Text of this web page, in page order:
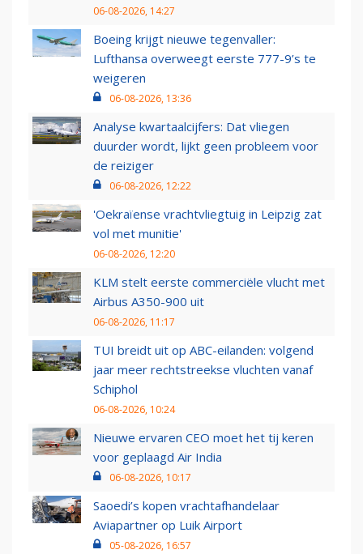
06-08-2026, 14:27
Boeing krijgt nieuwe tegenvaller:
Lufthansa overweegt eerste 777-9’s te
weigeren
06-08-2026, 13:36
Analyse kwartaalcijfers: Dat vliegen
duurder wordt, lijkt geen probleem voor
de reiziger
06-08-2026, 12:22
'Oekraïense vrachtvliegtuig in Leipzig zat
vol met munitie'
06-08-2026, 12:20
KLM stelt eerste commerciële vlucht met
Airbus A350-900 uit
06-08-2026, 11:17
TUI breidt uit op ABC-eilanden: volgend
jaar meer rechtstreekse vluchten vanaf
Schiphol
06-08-2026, 10:24
Nieuwe ervaren CEO moet het tij keren
voor geplaagd Air India
06-08-2026, 10:17
Saoedi’s kopen vrachtafhandelaar
Aviapartner op Luik Airport
05-08-2026, 16:57